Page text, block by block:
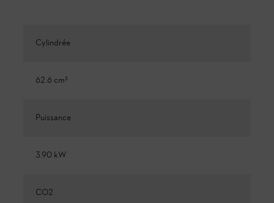
Cylindrée
62.6 cm³
Puissance
3.90 kW
CO2